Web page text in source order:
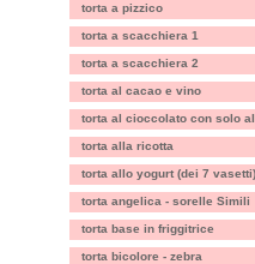
torta a pizzico
torta a scacchiera 1
torta a scacchiera 2
torta al cacao e vino
torta al cioccolato con solo
torta alla ricotta
torta allo yogurt (dei 7 vasetti)
torta angelica - sorelle Simili
torta base in friggitrice
torta bicolore - zebra